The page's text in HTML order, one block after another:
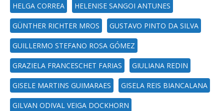
HELGA CORREA HELENISE SANGOI ANTUNES
GÜNTHER RICHTER MROS GUSTAVO PINTO DA SILVA
GUILLERMO STEFANO ROSA GÓMEZ
GRAZIELA FRANCESCHET FARIAS GIULIANA REDIN
GISELE MARTINS GUIMARAES GISELA REIS BIANCALANA
GILVAN ODIVAL VEIGA DOCKHORN